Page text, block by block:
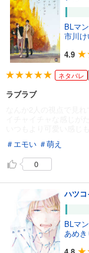
BLマ
市川
4.9
ネタバレ
ラブラブ
＃エモい ＃萌え
0
ハツコ
BLマ
あめき